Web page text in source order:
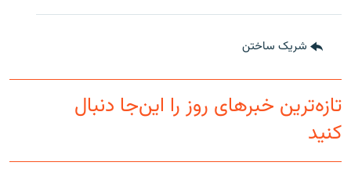
شریک ساختن
تازه‌ترین خبرهای روز را این‌جا دنبال
کنید